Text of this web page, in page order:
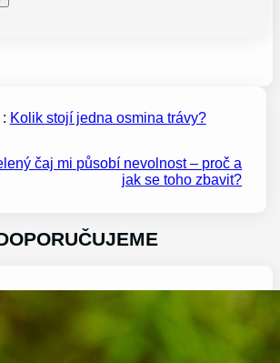
Kolik stojí jedna osmina trávy?
čaj mi působí nevolnost – proč a
jak se toho zbavit?